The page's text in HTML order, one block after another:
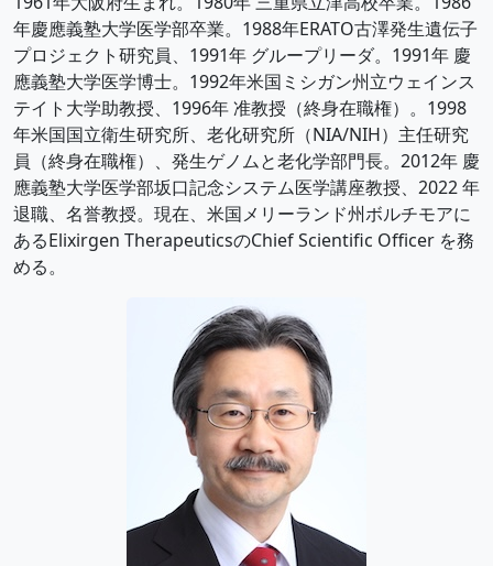
年慶應義塾大学医学部卒業。1988年ERATO古澤発生遺伝子
プロジェクト研究員、1991年 グループリーダ。1991年 慶
應義塾大学医学博士。1992年米国ミシガン州立ウェインス
テイト大学助教授、1996年 准教授（終身在職権）。1998
年米国国立衛生研究所、老化研究所（NIA/NIH）主任研究
員（終身在職権）、発生ゲノムと老化学部門長。2012年 慶
應義塾大学医学部坂口記念システム医学講座教授、2022 年
退職、名誉教授。現在、米国メリーランド州ボルチモアに
あるElixirgen TherapeuticsのChief Scientific Officer を務
める。